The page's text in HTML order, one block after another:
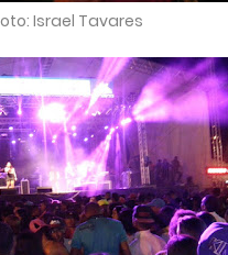
Israel Tavares